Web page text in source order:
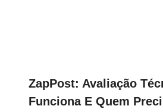
ZapPost: Avaliação
Funciona E Quem